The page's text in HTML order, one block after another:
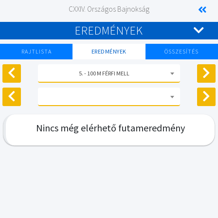
CXXIV. Országos Bajnokság
EREDMÉNYEK
RAJTLISTA EREDMÉNYEK ÖSSZESÍTÉS
5. - 100 M FÉRFI MELL
Nincs még elérhető futameredmény